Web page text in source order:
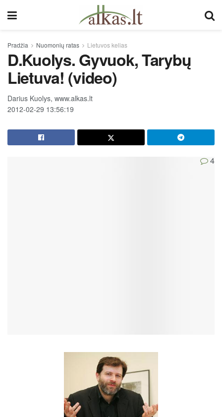
Pradžia Nuomonių ratas Lietuvos kelias
D.Kuolys. Gyvuok, Tarybų
Lietuva! (video)
Darius Kuolys, www.alkas.lt
2012-02-29 13:56:19
4